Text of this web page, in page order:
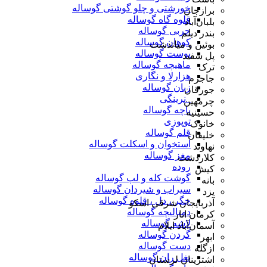
خورشتی و چلو گوشتی گوساله
قلوه گاه گوساله
چربی گوساله
کوهان گوساله
پوست گوساله
ماهیچه گوساله
هزارلا و نگاری
زبان گوساله
_نرینگی
پاچه گوساله
توپوزی
قلم گوساله
استخوان و اسکلت گوساله
مغز گوساله
روده
گوشت کله و لپ گوساله
سیراب و شیردان گوساله
جگر ، دل ، قلوه گوساله
دمبالیچه گوساله
لاشه گوساله
گردن گوساله
دست گوساله
بغل ران گوساله
برازجان
بلبان‌آباد
بندر دیلم
بوئین و میاندشت
پل سفید
ترک
جاجرم
جورقان
چرمهین
حسینیه
خانوک
خلیفان
نهاوند
کلاردشت
کیش
بانه
یزد
آذربایجان شرقی اسکو
کرمان انار
آسمان‌آباد ایلام
ابهر
ازگله
اشترینان لرستان